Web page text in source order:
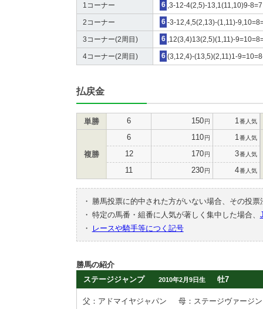
1コーナー 6 ,3-12-4(2,5)-13,1(11,10)9-8=7
2コーナー 6 -3-12,4,5(2,13)-(1,11)-
3コーナー(2周目) 6 ,12(3,4)13(2,5)(1,11)-
4コーナー(2周目) 6 (3,12,4)-(13,5)(2,11)1-
払戻金
単勝 6 150円 1 番人気
複勝
6 110円 1 番人気
12 170円 3番人気
11 230円 4番人気
・
勝馬投票に的中された方がいない場合、その投
・ 特定の馬番・組番に人気が著しく集中した場合、
・
レースや騎手等につく記号
勝馬の紹介
ステージジャンプ
2010年2月9日生 牡7
父：アドマイヤジャパン
母：ステージヴァージン